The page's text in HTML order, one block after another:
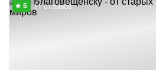
11 отзывов